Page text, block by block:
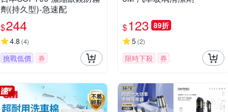
劑(持久型)-急速配
$244
4.8 (4)
挑戰低價 券
$123 89折
5 (2)
限時下殺 券